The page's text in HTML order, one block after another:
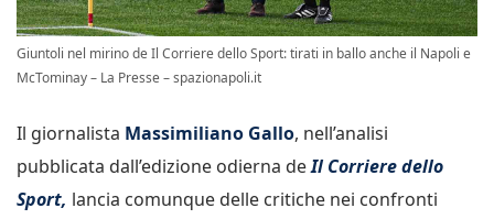
Giuntoli nel mirino de Il Corriere dello Sport: tirati in ballo anche il Napoli e
McTominay – La Presse – spazionapoli.it
Il giornalista Massimiliano Gallo, nell’analisi
pubblicata dall’edizione odierna deIl Corriere dello
Sport, lancia comunque delle critiche nei confronti